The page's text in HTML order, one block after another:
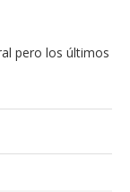
pero los últimos